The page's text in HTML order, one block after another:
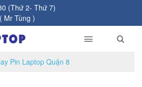
(Thứ 2- Thứ 7)
Mr Tùng )
Pin Laptop Quận 8